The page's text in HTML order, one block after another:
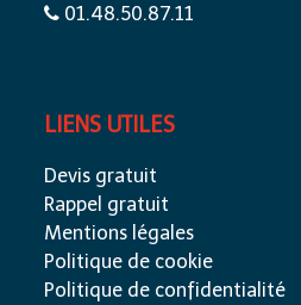
01.48.50.87.11
LIENS UTILES
Devis gratuit
Rappel gratuit
Mentions légales
Politique de cookie
Politique de confidentialité